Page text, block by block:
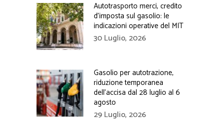
Autotrasporto merci, credito
d’imposta sul gasolio: le
indicazioni operative del MIT
30 Luglio, 2026
Gasolio per autotrazione,
riduzione temporanea
dell’accisa dal 28 luglio al 6
agosto
29 Luglio, 2026